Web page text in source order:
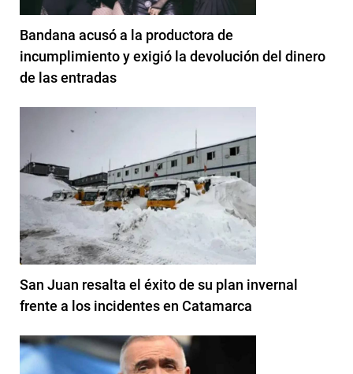
Bandana acusó a la productora de
incumplimiento y exigió la devolución del dinero
de las entradas
San Juan resalta el éxito de su plan invernal
frente a los incidentes en Catamarca